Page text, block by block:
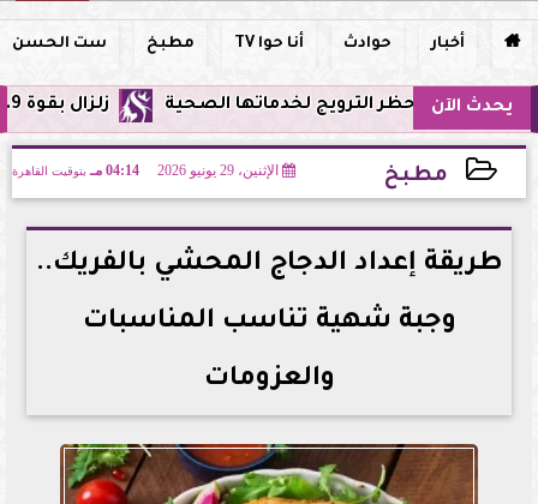
 أخبار حوادث أنا حوا TV مطبخ ست الحسن
يحدث الآن زلزال بقوة 5.9 ريختر يشعر به سكان القاهرة وعدة محافظات.. مركزه شرق البحر المتوسط وحظر الترويج لخدماتها الصحية
مطبخ الإثنين، 29 يونيو 2026 04:14 مـ بتوقيت القاهرة
2026-06-29 16:14:35
طريقة إعداد الدجاج المحشي بالفريك..
وجبة شهية تناسب المناسبات
والعزومات